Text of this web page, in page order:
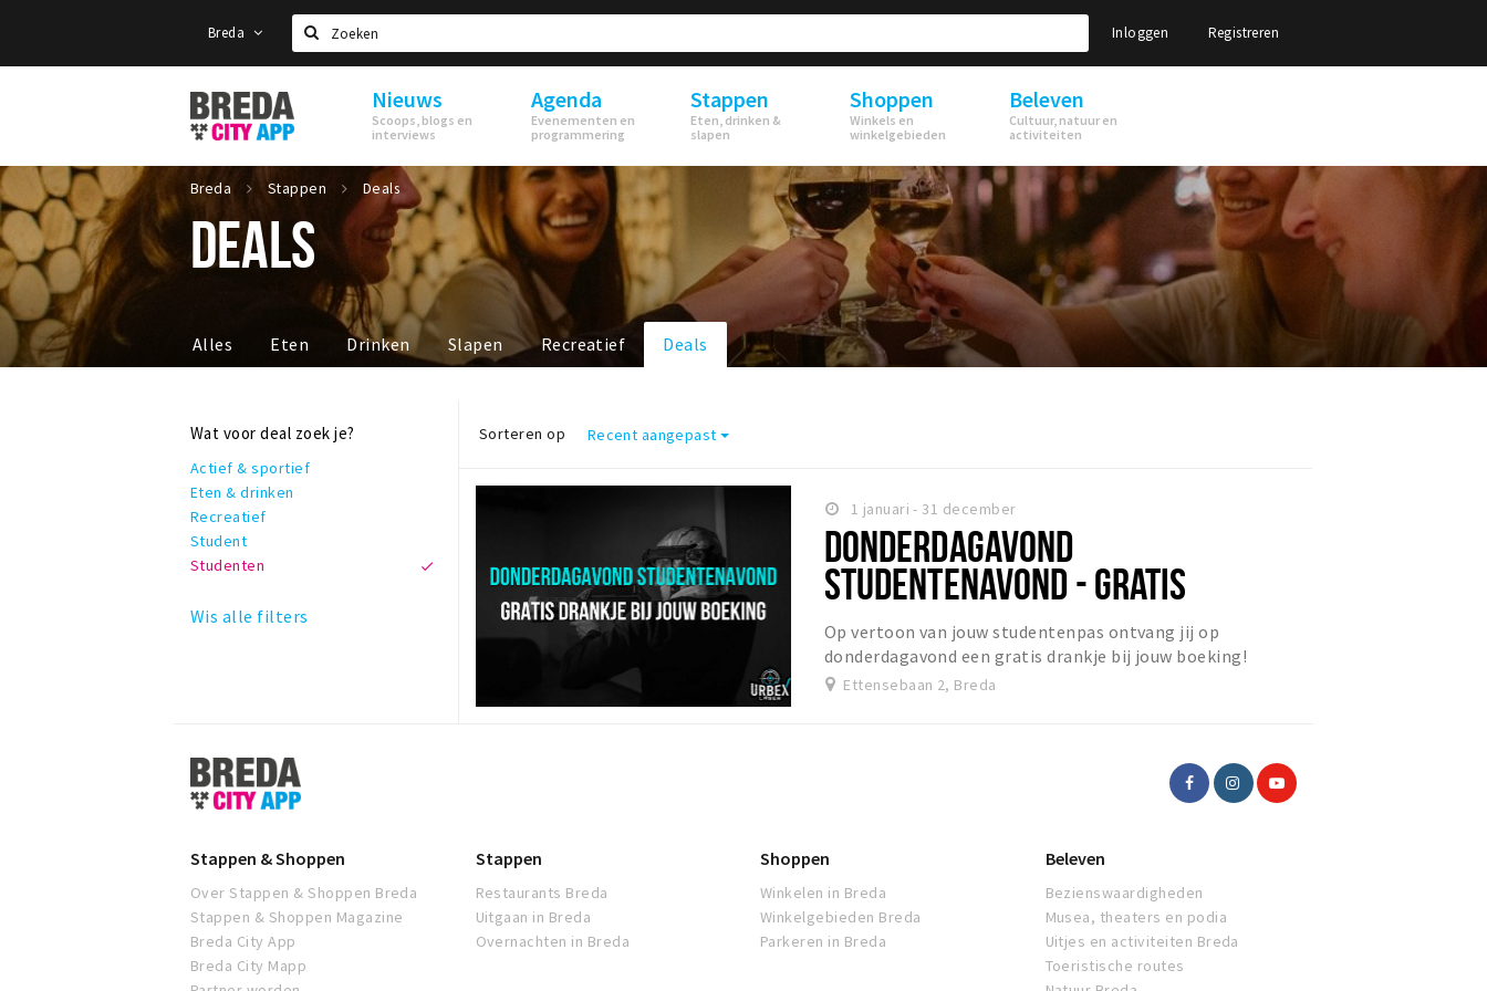
Breda
Zoeken
Inloggen Registreren
Stappen
&
Shoppen
Breda
Nieuws
Scoops, blogs en
interviews
Agenda
Evenementen en
programmering
Stappen
Eten, drinken &
slapen
Shoppen
Winkels en
winkelgebieden
Beleven
Cultuur, natuur en
activiteiten
Breda Stappen Deals
DEALS
Alles Eten Drinken Slapen Recreatief Deals
Wat voor deal zoek je?
Actief & sportief
Eten & drinken
Recreatief
Student
Studenten
Wis alle filters
Sorteren op Recent aangepast
1 januari - 31 december
DONDERDAGAVOND
STUDENTENAVOND - GRATIS
DRANKJE
Op vertoon van jouw studentenpas ontvang jij op
donderdagavond een gratis drankje bij jouw boeking!
Ettensebaan 2, Breda
Stappen
&
Shoppen
Stappen & Shoppen
Over Stappen & Shoppen Breda
Stappen & Shoppen Magazine
Breda City App
Breda City Mapp
Stappen
Restaurants Breda
Uitgaan in Breda
Overnachten in Breda
Shoppen
Winkelen in Breda
Winkelgebieden Breda
Parkeren in Breda
Beleven
Bezienswaardigheden
Musea, theaters en podia
Uitjes en activiteiten Breda
Toeristische routes